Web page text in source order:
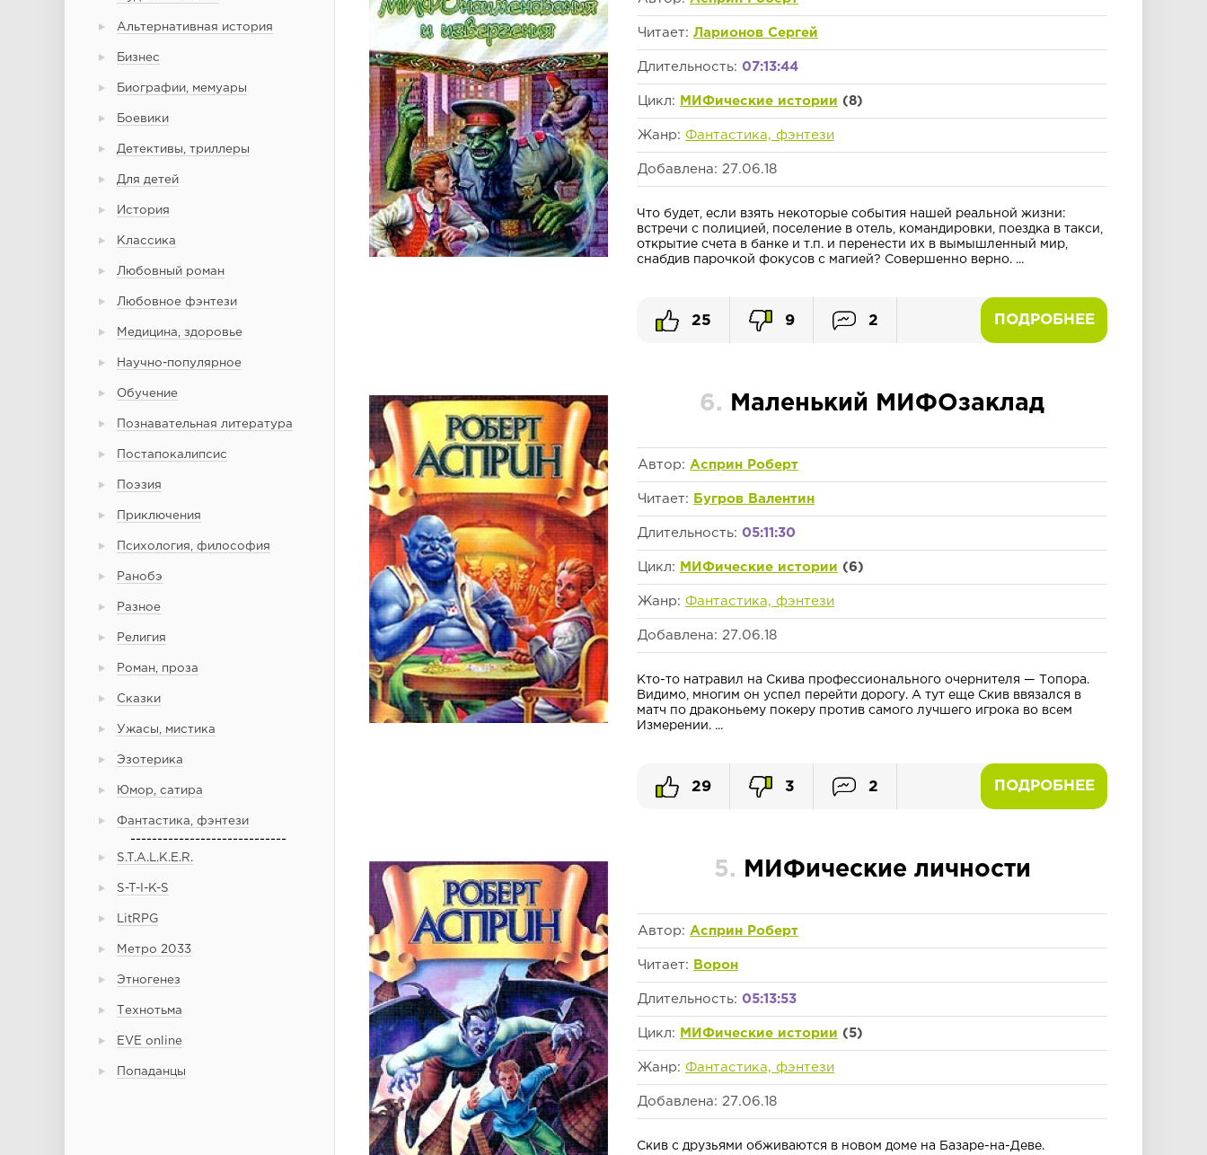
Альтернативная история
Бизнес
Биографии, мемуары
Боевики
Детективы, триллеры
Для детей
История
Классика
Любовный роман
Любовное фэнтези
Медицина, здоровье
Научно-популярное
Обучение
Познавательная литература
Постапокалипсис
Поэзия
Приключения
Психология, философия
Ранобэ
Разное
Религия
Роман, проза
Сказки
Ужасы, мистика
Эзотерика
Юмор, сатира
Фантастика, фэнтези
-----------------------------
S.T.A.L.K.E.R.
S-T-I-K-S
LitRPG
Метро 2033
Этногенез
Технотьма
EVE online
Попаданцы
Читает: Ларионов Сергей
Длительность: 07:13:44
Цикл: МИФические истории (8)
Жанр: Фантастика, фэнтези
Добавлена: 27.06.18
Что будет, если взять некоторые события нашей реальной жизни:
встречи с полицией, поселение в отель, командировки, поездка в такси,
открытие счета в банке и т.п. и перенести их в вымышленный мир,
снабдив парочкой фокусов с магией? Совершенно верно. ...
ПОДРОБНЕЕ
25 9 2
6. Маленький МИФОзаклад
Автор: Асприн Роберт
Читает: Бугров Валентин
Длительность: 05:11:30
Цикл: МИФические истории (6)
Жанр: Фантастика, фэнтези
Добавлена: 27.06.18
Кто-то натравил на Скива профессионального очернителя — Топора.
Видимо, многим он успел перейти дорогу. А тут еще Скив ввязался в
матч по драконьему покеру против самого лучшего игрока во всем
Измерении. ...
ПОДРОБНЕЕ
29 3 2
5. МИФические личности
Автор: Асприн Роберт
Читает: Ворон
Длительность: 05:13:53
Цикл: МИФические истории (5)
Жанр: Фантастика, фэнтези
Добавлена: 27.06.18
Скив с друзьями обживаются в новом доме на Базаре-на-Деве.